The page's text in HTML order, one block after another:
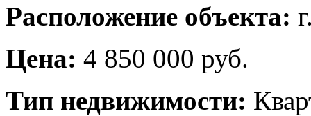
Расположение объекта:
Цена: 4 850 000 руб.
Тип недвижимости: